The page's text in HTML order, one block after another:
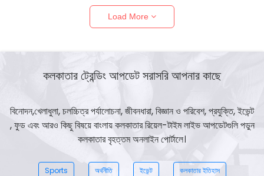
Load More
কলকাতার ট্রেন্ডিং আপডেট সরাসরি আপনার কাছে
বিনোদন,খেলাধুলা, চলচ্চিত্র পর্যালোচনা, জীবনধারা, বিজ্ঞান ও পরিবেশ, প্রযুক্তি, ইভেন্ট
, ফুড এবং আরও কিছু বিষয়ে বাংলায় কলকাতার রিয়েল-টাইম লাইভ আপডেটগুলি পড়ুন
কলকাতার বৃহত্তম অনলাইন পোর্টালে।
Sports অর্থনীতি ইভেন্ট কলকাতার ইতিহাস